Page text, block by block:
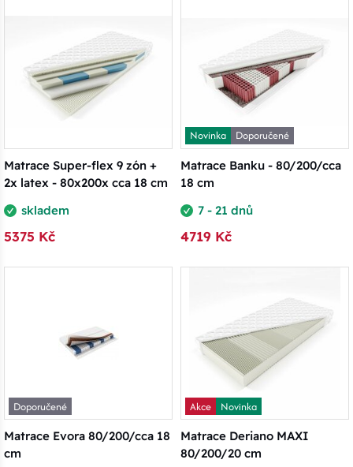
Matrace Super-flex 9 zón +
2x latex - 80x200x cca 18 cm
skladem
5375 Kč
Novinka
Doporučené
Matrace Banku - 80/200/cca
18 cm
7 - 21 dnů
4719 Kč
Doporučené
Matrace Evora 80/200/cca 18
cm
Akce
Novinka
Matrace Deriano MAXI
80/200/20 cm